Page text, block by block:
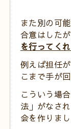
また別の可
合意はしたが
を行ってく
例えば担任
こまで手が
こういう場
法」がなさ
会を作りまし